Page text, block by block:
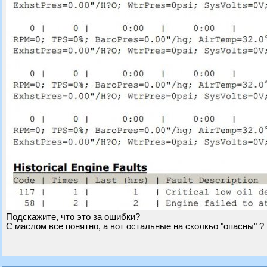
Подскажите, что это за ошибки?
С маслом все понятно, а вот остальные на сколкьо "опасны" ?